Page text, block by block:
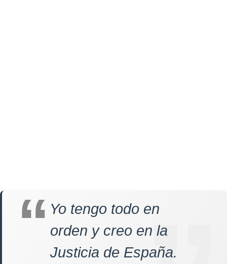
Yo tengo todo en
orden y creo en la
Justicia de España.